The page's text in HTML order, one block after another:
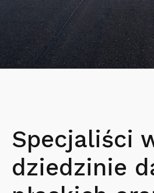
Specjaliści
dziedzinie